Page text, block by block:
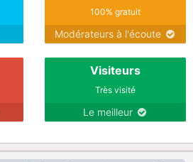
100% gratuit
Modérateurs à l'écoute
Visiteurs
Très visité
Le meilleur